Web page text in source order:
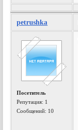
petrushka
Посетитель
Репутация: 1
Сообщений: 10